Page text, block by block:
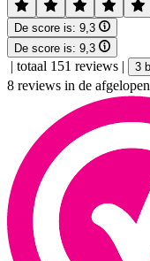
De score is: 9,3
De score is: 9,3
| totaal 151 reviews | 3
8 reviews in de